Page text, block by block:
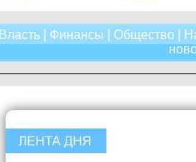
Власть| Финансы Общество